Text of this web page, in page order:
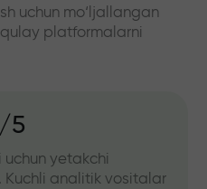
uchun mo‘ljallangan
platformalarni
5
uchun yetakchi
analitik vositalar